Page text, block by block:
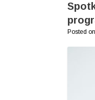
Posted on